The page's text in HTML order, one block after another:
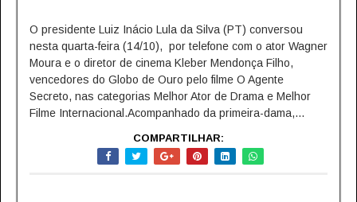
O presidente Luiz Inácio Lula da Silva (PT) conversou
nesta quarta-feira (14/10), por telefone com o ator Wagner
Moura e o diretor de cinema Kleber Mendonça Filho,
vencedores do Globo de Ouro pelo filme O Agente
Secreto, nas categorias Melhor Ator de Drama e Melhor
Filme Internacional.Acompanhado da primeira-dama,...
COMPARTILHAR: